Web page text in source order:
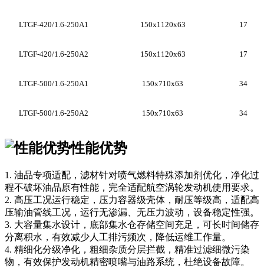
LTGF-420/1.6-250A1 150x1120x63 17
LTGF-420/1.6-250A2 150x1120x63 17
LTGF-500/1.6-250A1 150x710x63 34
LTGF-500/1.6-250A2 150x710x63 34
性能优势
1. 油品专项适配，滤材针对喷气燃料特殊添加剂优化，净化过
程不破坏油品原有性能，完全适配航空涡轮发动机使用要求。
2. 高压工况运行稳定，压力容器级壳体，耐压等级高，适配高
压输油管线工况，运行无渗漏、无压力波动，设备稳定性强。
3. 大容量集水设计，底部集水仓存储空间充足，可长时间储存
分离积水，有效减少人工排污频次，降低运维工作量。
4. 精细化分级净化，粗细杂质分层拦截，精准过滤细微污染
物，有效保护发动机精密喷嘴与油路系统，杜绝设备故障。